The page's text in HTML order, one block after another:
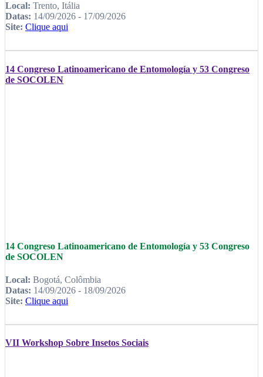
Local: Trento, Itália
Datas: 14/09/2026 - 17/09/2026
Site: Clique aqui
14 Congreso Latinoamericano de Entomología y 53 Congreso
de SOCOLEN
14 Congreso Latinoamericano de Entomología y 53 Congreso
de SOCOLEN
Local: Bogotá, Colômbia
Datas: 14/09/2026 - 18/09/2026
Site: Clique aqui
VII Workshop Sobre Insetos Sociais